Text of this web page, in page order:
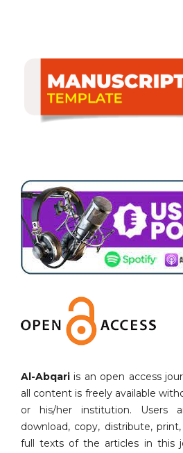
Al-Abqari is an open access
all content is freely available
or his/her institution. Users
download, copy, distribute,
full texts of the articles in this